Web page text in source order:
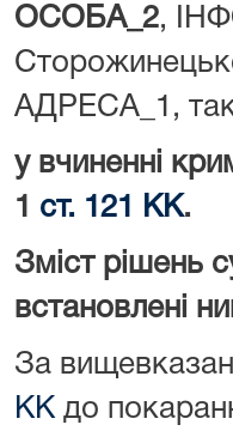
ОСОБА_2,
АДРЕСА_1,
у вчиненні
1 ст. 121 КК.
Зміст рішень
встановлені
За
ККдо